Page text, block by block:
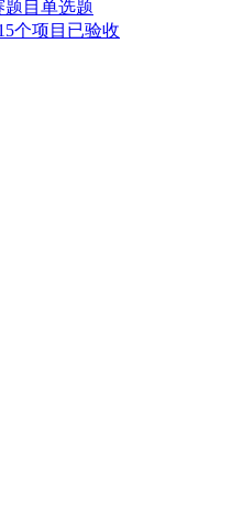
题目单选题
个项目已验收